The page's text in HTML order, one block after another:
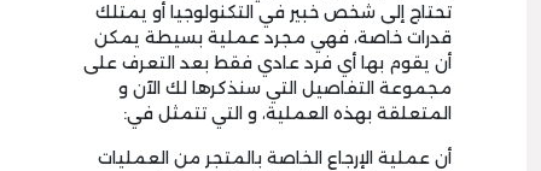
تحتاج إلى شخص خبير في التكنولوجيا أو يمتلك
قدرات خاصة، فهي مجرد عملية بسيطة يمكن
أن يقوم بها أي فرد عادي فقط بعد التعرف على
مجموعة التفاصيل التي سنذكرها لك الآن و
المتعلقة بهذه العملية، و التي تتمثل في:
أن عملية الإرجاع الخاصة بالمتجر من العمليات